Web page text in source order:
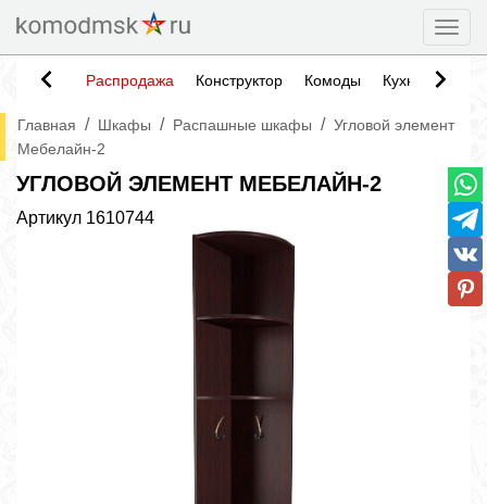
Распродажа Конструктор Комоды Кухни
Главная / Шкафы / Распашные шкафы / Угловой элемент
Мебелайн-2
УГЛОВОЙ ЭЛЕМЕНТ МЕБЕЛАЙН-2
Артикул 1610744